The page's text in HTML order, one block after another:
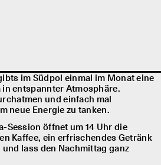
im Südpol einmal im Monat eine
in entspannter Atmosphäre.
und einfach mal
neue Energie zu tanken.
Session öffnet um 14 Uhr die
Kaffee, ein erfrischendes Getränk
lass den Nachmittag ganz